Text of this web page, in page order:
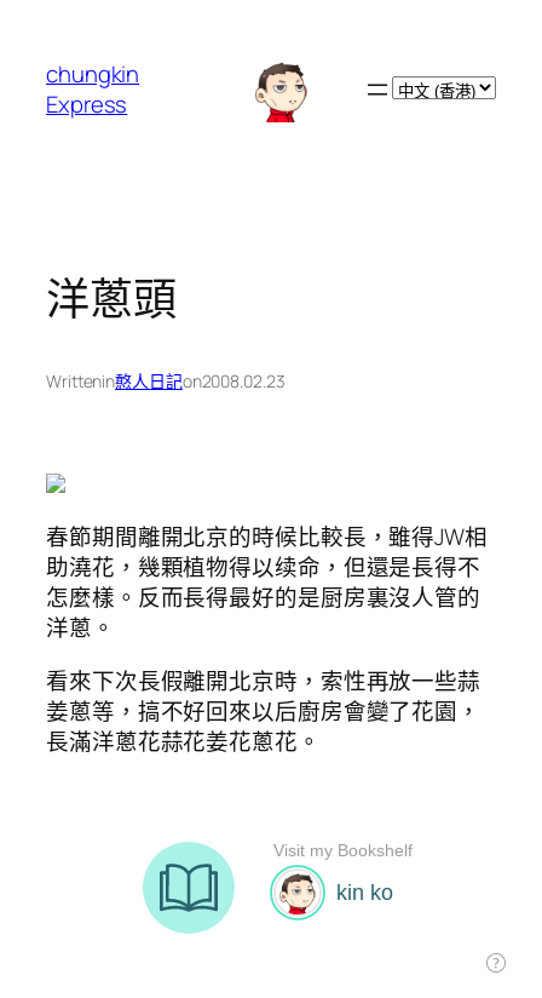
chungkin
Express
Choose
洋蔥頭
Writtenin憨人日記on2008.02.23
春節期間離開北京的時候比較長，雖得JW相
助澆花，幾顆植物得以续命，但還是長得不
怎麼樣。反而長得最好的是厨房裏沒人管的
洋蔥。
看來下次長假離開北京時，索性再放一些蒜
姜蔥等，搞不好回來以后廚房會變了花園，
長滿洋蔥花蒜花姜花蔥花。